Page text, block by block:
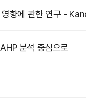
향에 관한 연구 -
분석 중심으로